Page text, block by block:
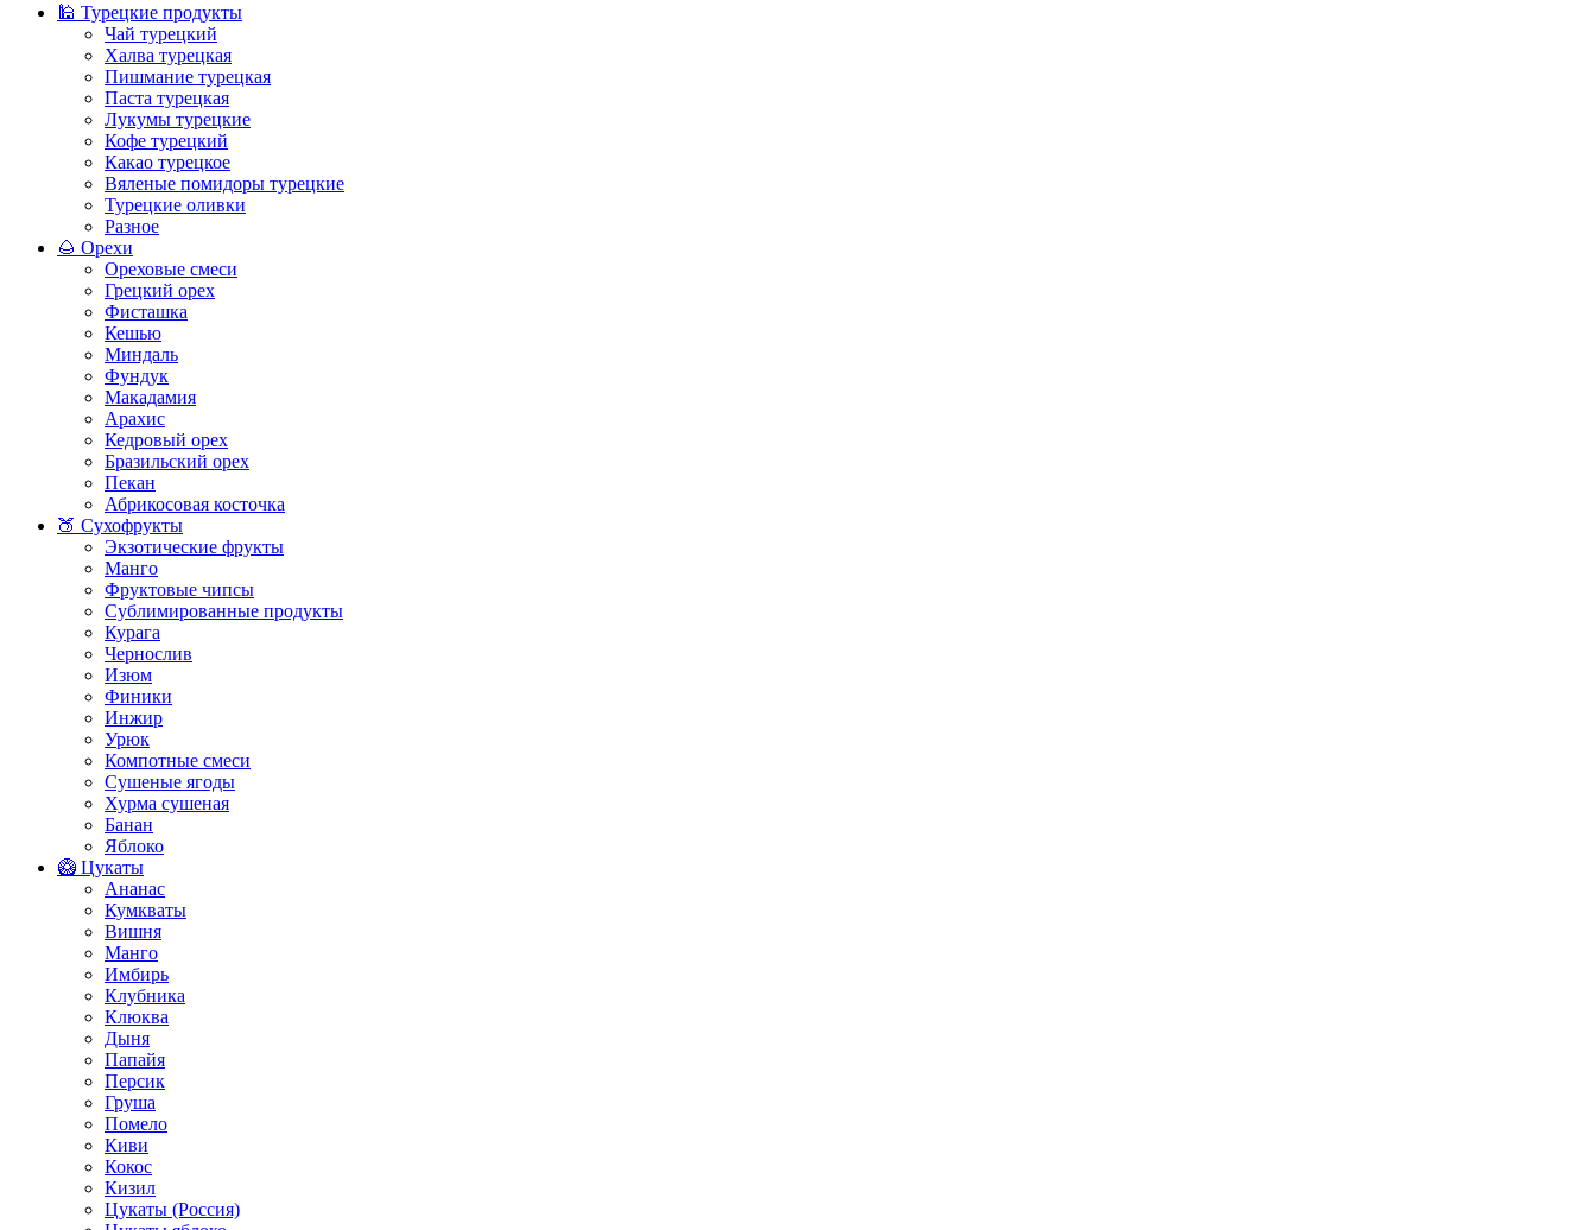
🕌 Турецкие продукты
Чай турецкий
Халва турецкая
Пишмание турецкая
Паста турецкая
Лукумы турецкие
Кофе турецкий
Какао турецкое
Вяленые помидоры турецкие
Турецкие оливки
Разное
🌰 Орехи
Ореховые смеси
Грецкий орех
Фисташка
Кешью
Миндаль
Фундук
Макадамия
Арахис
Кедровый орех
Бразильский орех
Пекан
Абрикосовая косточка
🍑 Сухофрукты
Экзотические фрукты
Манго
Фруктовые чипсы
Сублимированные продукты
Курага
Чернослив
Изюм
Финики
Инжир
Урюк
Компотные смеси
Сушеные ягоды
Хурма сушеная
Банан
Яблоко
🥝 Цукаты
Ананас
Кумкваты
Вишня
Манго
Имбирь
Клубника
Клюква
Дыня
Папайя
Персик
Груша
Помело
Киви
Кокос
Кизил
Цукаты (Россия)